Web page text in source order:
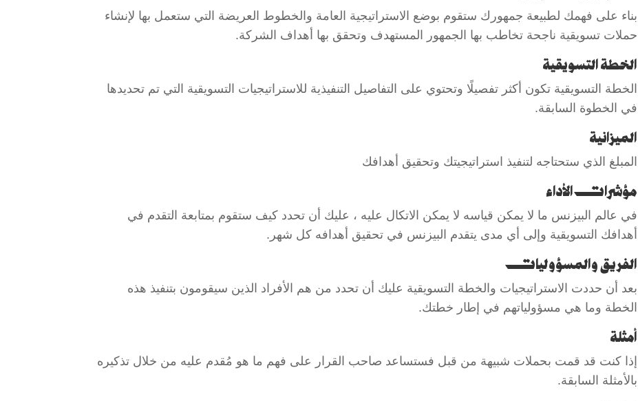
بناء على فهمك لطبيعة جمهورك ستقوم بوضع الاستراتيجية العامة والخطوط العريضة التي ستعمل بها لإنشاء
حملات تسويقية ناجحة تخاطب بها الجمهور المستهدف وتحقق بها أهداف الشركة.
الخطة التسويقية
الخطة التسويقية تكون أكثر تفصيلًا وتحتوي على التفاصيل التنفيذية للاستراتيجيات التسويقية التي تم تحديدها
في الخطوة السابقة.
الميزانية
المبلغ الذي ستحتاجه لتنفيذ استراتيجيتك وتحقيق أهدافك
مؤشرات الأداء
في عالم البيزنس ما لا يمكن قياسه لا يمكن الاتكال عليه ، عليك أن تحدد كيف ستقوم بمتابعة التقدم في
أهدافك التسويقية وإلى أي مدى يتقدم البيزنس في تحقيق أهدافه كل شهر.
الفريق والمسؤوليات
بعد أن حددت الاستراتيجيات والخطة التسويقية عليك أن تحدد من هم الأفراد الذين سيقومون بتنفيذ هذه
الخطة وما هي مسؤولياتهم في إطار خطتك.
أمثلة
إذا كنت قد قمت بحملات شبيهة من قبل فستساعد صاحب القرار على فهم ما هو مُقدم عليه من خلال تذكيره
بالأمثلة السابقة.